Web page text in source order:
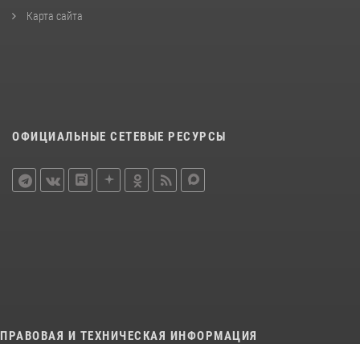
Карта сайта
ОФИЦИАЛЬНЫЕ СЕТЕВЫЕ РЕСУРСЫ
ПРАВОВАЯ И ТЕХНИЧЕСКАЯ ИНФОРМАЦИЯ